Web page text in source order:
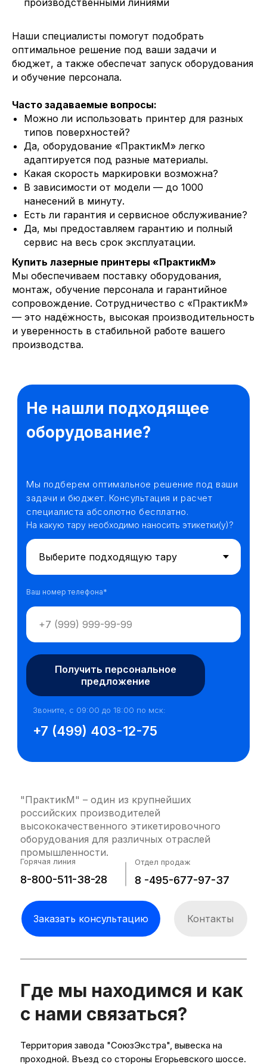
производственными линиями
Наши специалисты помогут подобрать
оптимальное решение под ваши задачи и
бюджет, а также обеспечат запуск оборудования
и обучение персонала.
Часто задаваемые вопросы:
Можно ли использовать принтер для разных
типов поверхностей?
Да, оборудование «ПрактикМ» легко
адаптируется под разные материалы.
Какая скорость маркировки возможна?
В зависимости от модели — до 1000
нанесений в минуту.
Есть ли гарантия и сервисное обслуживание?
Да, мы предоставляем гарантию и полный
сервис на весь срок эксплуатации.
Купить лазерные принтеры «ПрактикМ»
Мы обеспечиваем поставку оборудования,
монтаж, обучение персонала и гарантийное
сопровождение. Сотрудничество с «ПрактикМ»
— это надёжность, высокая производительность
и уверенность в стабильной работе вашего
производства.
Не нашли подходящее
оборудование?
Мы подберем оптимальное решение под ваши
задачи и бюджет. Консультация и расчет
специалиста абсолютно бесплатно.
На какую тару необходимо наносить этикетки(у)?
Ваш номер телефона*
Получить персональное
предложение
Звоните, с 09:00 до 18:00 по мск:
+7 (499) 403-12-75
Инженер перезвонит
через 15 минут
Заказать консультацию Контакты
"ПрактикМ" – один из крупнейших
российских производителей
высококачественного этикетировочного
оборудования для различных отраслей
промышленности.
Горячая линия Отдел продаж
8-800-511-38-28 8 -495-677-97-37
Территория завода "СоюзЭкстра", вывеска на
проходной. Въезд со стороны Егорьевского шоссе.
Где мы находимся и как
с нами связаться?